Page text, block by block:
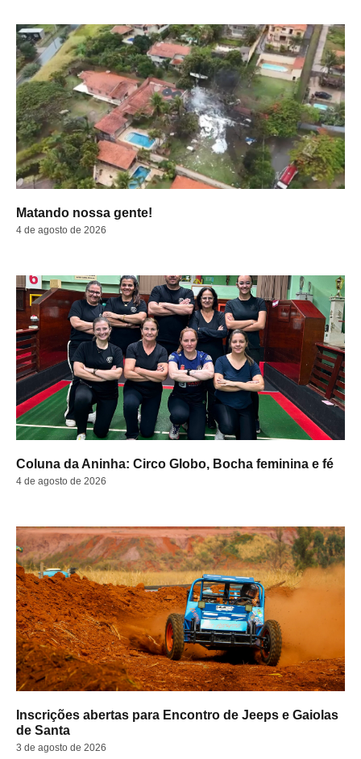
Matando nossa gente!
4 de agosto de 2026
Coluna da Aninha: Circo Globo, Bocha feminina e fé
4 de agosto de 2026
Inscrições abertas para Encontro de Jeeps e Gaiolas
de Santa
3 de agosto de 2026